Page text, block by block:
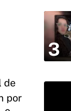
de
por